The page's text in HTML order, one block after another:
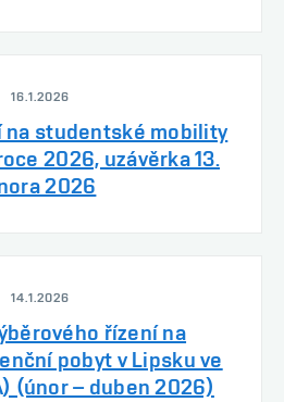
16.1.2026
na studentské mobility
2026, uzávěrka 13.
2026
14.1.2026
řízení na
pobyt v Lipsku ve
(únor – duben 2026)